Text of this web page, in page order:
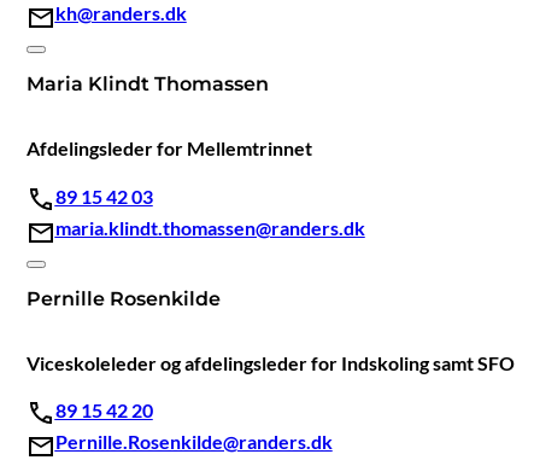
kh@randers.dk
Maria Klindt Thomassen
Afdelingsleder for Mellemtrinnet
89 15 42 03
maria.klindt.thomassen@randers.dk
Pernille Rosenkilde
Viceskoleleder og afdelingsleder for Indskoling samt SFO
89 15 42 20
Pernille.Rosenkilde@randers.dk